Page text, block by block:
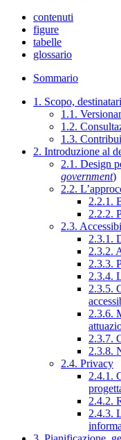
contenuti
figure
tabelle
glossario
Sommario
1. Scopo,
1.1.
1.2.
1.3.
2. Introduzione al
2.1. Design
government)
2.2.
2.2.1.
2.2.2.
2.3.
2.3.1.
2.3.2.
2.3.3.
2.3.4.
2.3.5.
2.3.6.
2.3.7.
2.3.8.
2.4. Privacy
2.4.1.
2.4.2.
2.4.3.